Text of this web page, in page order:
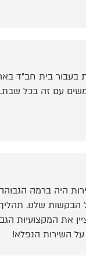
בית חב"ד
עם זה בכל
היה ברמה
שלנו.
את המקצועיות
השירות הנפלא!